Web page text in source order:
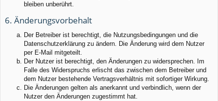
bleiben unberührt.
6. Änderungsvorbehalt
Der Betreiber ist berechtigt, die Nutzungsbedingungen und die
Datenschutzerklärung zu ändern. Die Änderung wird dem Nutzer
per E-Mail mitgeteilt.
Der Nutzer ist berechtigt, den Änderungen zu widersprechen. Im
Falle des Widerspruchs erlischt das zwischen dem Betreiber und
dem Nutzer bestehende Vertragsverhältnis mit sofortiger Wirkung.
Die Änderungen gelten als anerkannt und verbindlich, wenn der
Nutzer den Änderungen zugestimmt hat.